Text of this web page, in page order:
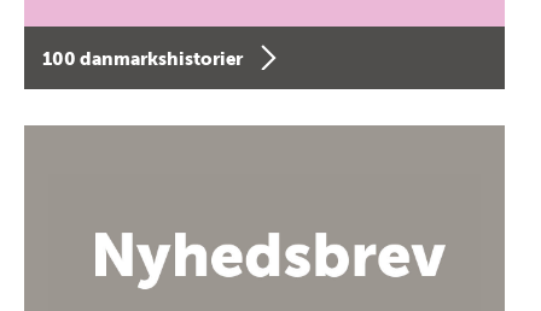
100 danmarkshistorier